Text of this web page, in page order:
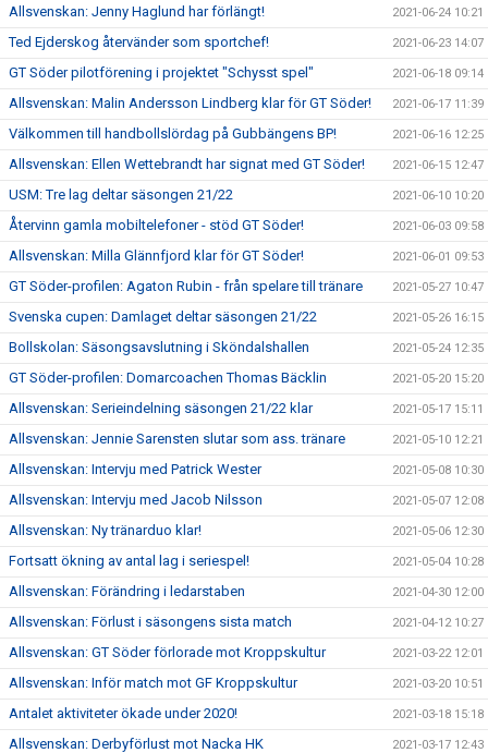
Allsvenskan: Jenny Haglund har förlängt! 2021-06-24 10:21
Ted Ejderskog återvänder som sportchef! 2021-06-23 14:07
GT Söder pilotförening i projektet "Schysst spel" 2021-06-18 09:14
Allsvenskan: Malin Andersson Lindberg klar för GT Söder! 2021-06-17 11:39
Välkommen till handbollslördag på Gubbängens BP! 2021-06-16 12:25
Allsvenskan: Ellen Wettebrandt har signat med GT Söder! 2021-06-15 12:47
USM: Tre lag deltar säsongen 21/22 2021-06-10 10:20
Återvinn gamla mobiltelefoner - stöd GT Söder! 2021-06-03 09:58
Allsvenskan: Milla Glännfjord klar för GT Söder! 2021-06-01 09:53
GT Söder-profilen: Agaton Rubin - från spelare till tränare 2021-05-27 10:47
Svenska cupen: Damlaget deltar säsongen 21/22 2021-05-26 16:15
Bollskolan: Säsongsavslutning i Sköndalshallen 2021-05-24 12:35
GT Söder-profilen: Domarcoachen Thomas Bäcklin 2021-05-20 15:20
Allsvenskan: Serieindelning säsongen 21/22 klar 2021-05-17 15:11
Allsvenskan: Jennie Sarensten slutar som ass. tränare 2021-05-10 12:21
Allsvenskan: Intervju med Patrick Wester 2021-05-08 10:30
Allsvenskan: Intervju med Jacob Nilsson 2021-05-07 12:08
Allsvenskan: Ny tränarduo klar! 2021-05-06 12:30
Fortsatt ökning av antal lag i seriespel! 2021-05-04 10:28
Allsvenskan: Förändring i ledarstaben 2021-04-30 12:00
Allsvenskan: Förlust i säsongens sista match 2021-04-12 10:27
Allsvenskan: GT Söder förlorade mot Kroppskultur 2021-03-22 12:01
Allsvenskan: Inför match mot GF Kroppskultur 2021-03-20 10:51
Antalet aktiviteter ökade under 2020! 2021-03-18 15:18
Allsvenskan: Derbyförlust mot Nacka HK 2021-03-17 12:43